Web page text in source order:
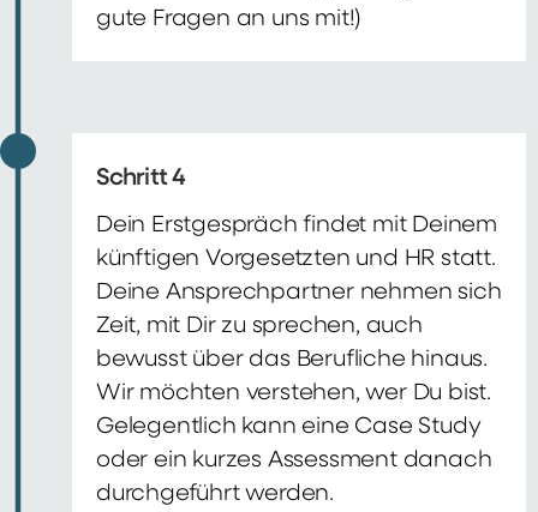
gute Fragen an uns mit!)
Schritt 4
Dein Erstgespräch findet mit Deinem
künftigen Vorgesetzten und HR statt.
Deine Ansprechpartner nehmen sich
Zeit, mit Dir zu sprechen, auch
bewusst über das Berufliche hinaus.
Wir möchten verstehen, wer Du bist.
Gelegentlich kann eine Case Study
oder ein kurzes Assessment danach
durchgeführt werden.